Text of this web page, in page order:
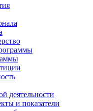
деятельности
и показатели